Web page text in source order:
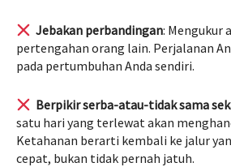
Jebakan perbandingan: Mengukur
pertengahan orang lain. Perjalanan
pada pertumbuhan Anda sendiri.
Berpikir serba-atau-tidak sama
satu hari yang terlewat akan
Ketahanan berarti kembali ke jalur
cepat, bukan tidak pernah jatuh.